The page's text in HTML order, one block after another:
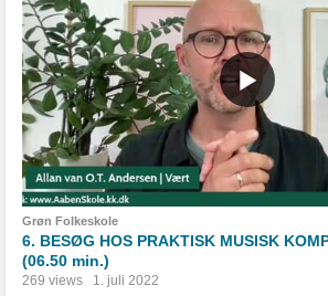
Grøn Folkeskole
6. BESØG HOS PRAKTISK MUSISK
(06.50 min.)
269 views 1. juli 2022